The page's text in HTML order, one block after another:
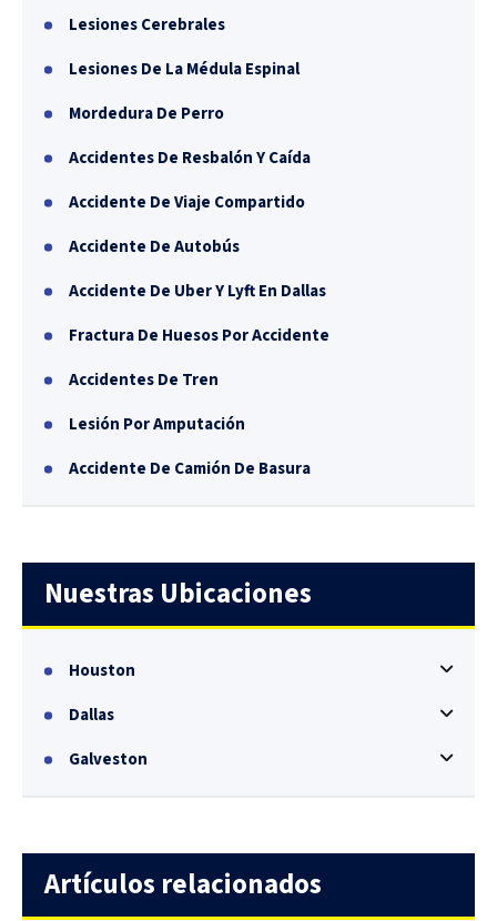
Lesiones Cerebrales
Lesiones De La Médula Espinal
Mordedura De Perro
Accidentes De Resbalón Y Caída
Accidente De Viaje Compartido
Accidente De Autobús
Accidente De Uber Y Lyft En Dallas
Fractura De Huesos Por Accidente
Accidentes De Tren
Lesión Por Amputación
Accidente De Camión De Basura
Nuestras Ubicaciones
Houston
Dallas
Galveston
Artículos relacionados